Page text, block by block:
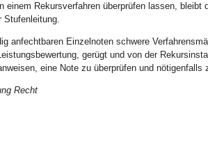
Rekursverfahren überprüfen lassen, bleibt
Stufenleitung.
anfechtbaren Einzelnoten schwere
gerügt und von der
eine Note zu überprüfen und nötigenfalls
Recht